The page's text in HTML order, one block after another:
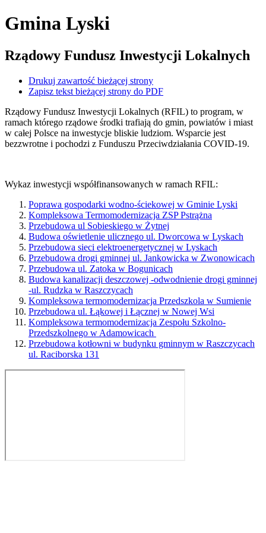
Gmina Lyski
Rządowy Fundusz Inwestycji Lokalnych
Drukuj zawartość bieżącej strony
Zapisz tekst bieżącej strony do PDF
Rządowy Fundusz Inwestycji Lokalnych (RFIL) to program, w
ramach którego rządowe środki trafiają do gmin, powiatów i miast
w całej Polsce na inwestycje bliskie ludziom. Wsparcie jest
bezzwrotne i pochodzi z Funduszu Przeciwdziałania COVID-19.
Wykaz inwestycji współfinansowanych w ramach RFIL:
Poprawa gospodarki wodno-ściekowej w Gminie Lyski
Kompleksowa Termomodernizacja ZSP Pstrążna
Przebudowa ul Sobieskiego w Żytnej
Budowa oświetlenie ulicznego ul. Dworcowa w Lyskach
Przebudowa sieci elektroenergetycznej w Lyskach
Przebudowa drogi gminnej ul. Jankowicka w Zwonowicach
Przebudowa ul. Zatoka w Bogunicach
Budowa kanalizacji deszczowej -odwodnienie drogi gminnej
-ul. Rudzka w Raszczycach
Kompleksowa termomodernizacja Przedszkola w Sumienie
Przebudowa ul. Łąkowej i Łącznej w Nowej Wsi
Kompleksowa termomodernizacja Zespołu Szkolno-
Przedszkolnego w Adamowicach
Przebudowa kotłowni w budynku gminnym w Raszczycach
ul. Raciborska 131